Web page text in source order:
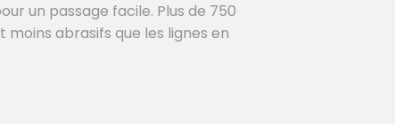
un passage facile. Plus de 750
abrasifs que les lignes en